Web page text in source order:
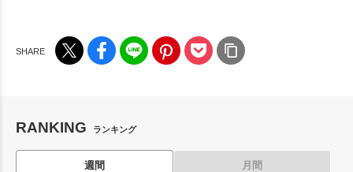
RANKING ランキング
週間 月間